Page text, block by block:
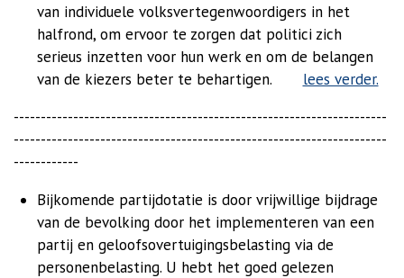
van individuele volksvertegenwoordigers in het
halfrond, om ervoor te zorgen dat politici zich
serieus inzetten voor hun werk en om de belangen
van de kiezers beter te behartigen. lees verder.
---------------------------------------------------------------------
---------------------------------------------------------------------
------------
Bijkomende partijdotatie is door vrijwillige bijdrage
van de bevolking door het implementeren van een
partij en geloofsovertuigingsbelasting via de
personenbelasting. U hebt het goed gelezen